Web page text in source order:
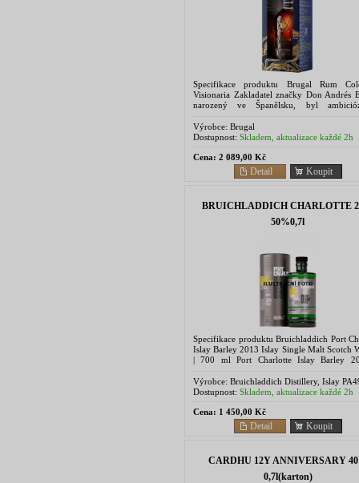
Specifikace produktu Brugal Rum
Visionaria Zakladatel značky Don Andrés
narozený ve Španělsku, byl
nabízela...
Výrobce: Brugal
Dostupnost: Skladem, aktualizace každé 2h
Cena: 2 089,00 Kč
Koupit
Detail
BRUICHLADDICH CHARLOTTE
50%0,7l
Specifikace produktu Bruichladdich Port
Islay Barley 2013 Islay Single Malt Scotch
| 700 ml Port Charlotte Islay Barley
v...
Výrobce: Bruichladdich Distillery, Islay
7UN, Scotland
Dostupnost: Skladem, aktualizace každé 2h
Cena: 1 450,00 Kč
Koupit
Detail
CARDHU 12Y ANNIVERSARY
0,7l(karton)